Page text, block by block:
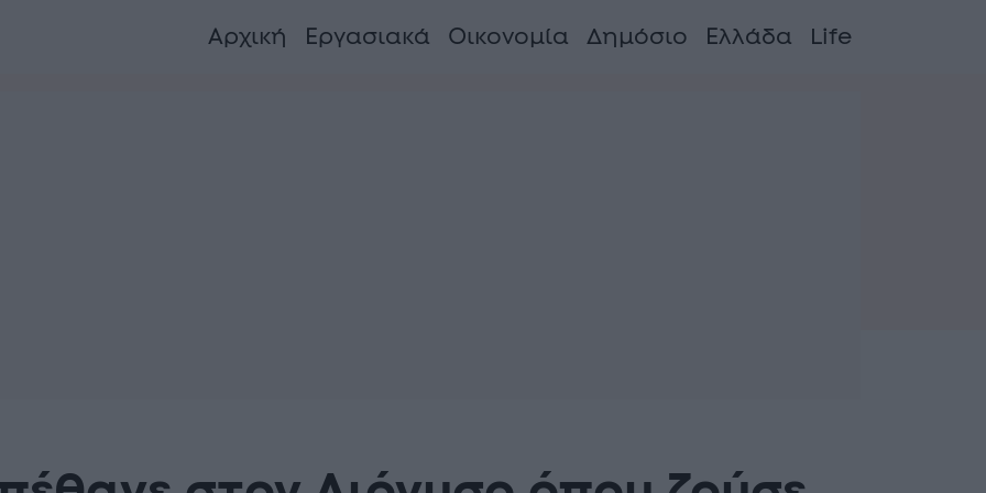
Αρχική
Εργασιακά Οικονομία Δημόσιο Ελλάδα Life